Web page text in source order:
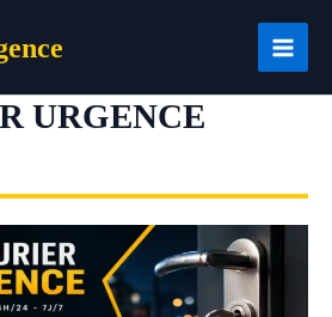
URGENCE